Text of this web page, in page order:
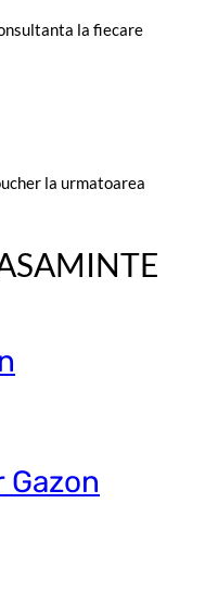
la fiecare
la urmatoarea
Gazon